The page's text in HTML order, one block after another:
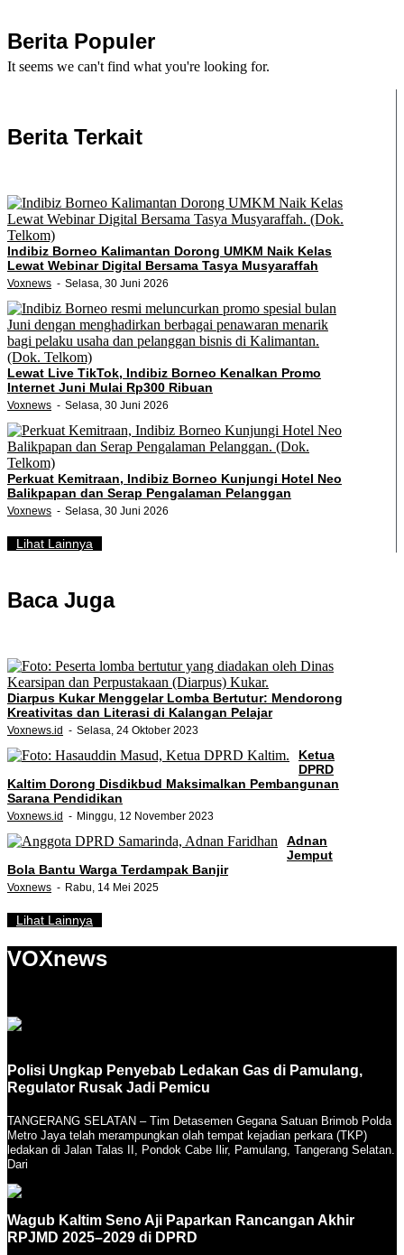
Berita Populer
It seems we can't find what you're looking for.
Berita Terkait
Indibiz Borneo Kalimantan Dorong UMKM Naik Kelas
Lewat Webinar Digital Bersama Tasya Musyaraffah
Voxnews Selasa, 30 Juni 2026
Lewat Live TikTok, Indibiz Borneo Kenalkan Promo
Internet Juni Mulai Rp300 Ribuan
Voxnews Selasa, 30 Juni 2026
Perkuat Kemitraan, Indibiz Borneo Kunjungi Hotel Neo
Balikpapan dan Serap Pengalaman Pelanggan
Voxnews Selasa, 30 Juni 2026
Lihat Lainnya
Baca Juga
Diarpus Kukar Menggelar Lomba Bertutur: Mendorong
Kreativitas dan Literasi di Kalangan Pelajar
Voxnews.id Selasa, 24 Oktober 2023
Ketua
DPRD
Kaltim Dorong Disdikbud Maksimalkan Pembangunan
Sarana Pendidikan
Voxnews.id Minggu, 12 November 2023
Adnan
Jemput
Bola Bantu Warga Terdampak Banjir
Voxnews Rabu, 14 Mei 2025
Lihat Lainnya
VOXnews
Polisi Ungkap Penyebab Ledakan Gas di Pamulang,
Regulator Rusak Jadi Pemicu
TANGERANG SELATAN – Tim Detasemen Gegana Satuan Brimob Polda
Metro Jaya telah merampungkan olah tempat kejadian perkara (TKP)
ledakan di Jalan Talas II, Pondok Cabe Ilir, Pamulang, Tangerang Selatan.
Dari
Wagub Kaltim Seno Aji Paparkan Rancangan Akhir
RPJMD 2025–2029 di DPRD